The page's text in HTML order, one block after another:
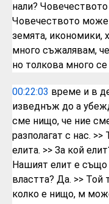
нали? Човечеството
Човечеството може
земята, икономики,
много съжалявам,
но толкова много
00:22:03 време и в
изведнъж до а
сме нищо, че ние
разполагат с нас. >>
елита. >> За кой
Нашият елит е
властта? Да. >> Той
колко е нищо, м